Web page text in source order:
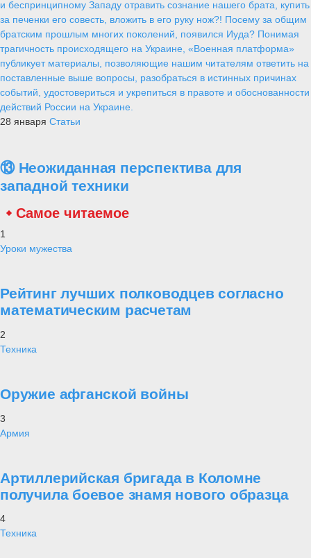
и беспринципному Западу отравить сознание нашего брата, купить
за печенки его совесть, вложить в его руку нож?! Посему за общим
братским прошлым многих поколений, появился Иуда? Понимая
трагичность происходящего на Украине, «Военная платформа»
публикует материалы, позволяющие нашим читателям ответить на
поставленные выше вопросы, разобраться в истинных причинах
событий, удостовериться и укрепиться в правоте и обоснованности
действий России на Украине.
28 января Статьи
⑬ Неожиданная перспектива для
западной техники
Самое читаемое
1
Уроки мужества
Рейтинг лучших полководцев согласно
математическим расчетам
2
Техника
Оружие афганской войны
3
Армия
Артиллерийская бригада в Коломне
получила боевое знамя нового образца
4
Техника